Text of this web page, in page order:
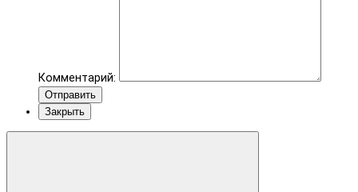
Комментарий:
Отправить
Закрыть